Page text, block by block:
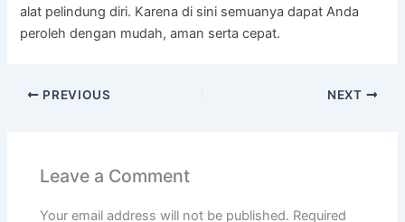
alat pelindung diri. Karena di sini semuanya dapat Anda
peroleh dengan mudah, aman serta cepat.
PREVIOUS NEXT
Leave a Comment
Your email address will not be published. Required